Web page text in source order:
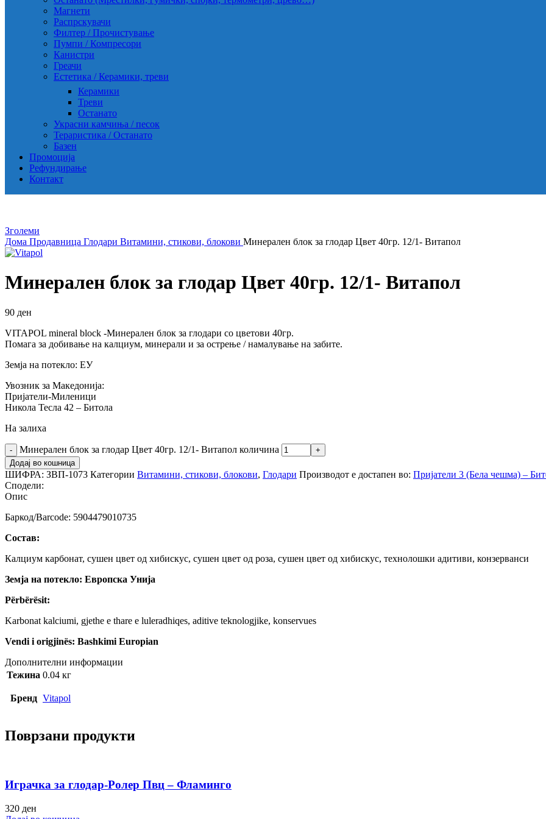
Магнети
Распрскувачи
Филтер / Прочистување
Пумпи / Компресори
Канистри
Греачи
Естетика / Керамики, треви
Керамики
Треви
Останато
Украсни камчиња / песок
Тераристика / Останато
Базен
Промоција
Рефундирање
Контакт
Зголеми
Дома Продавница Глодари Витамини, стикови, блокови Минерален блок за глодар Цвет 40гр. 12/1- Витапол
Минерален блок за глодар Цвет 40гр. 12/1- Витапол
90 ден
VITAPOL mineral block -Минерален блок за глодари со цветови 40гр.
Помага за добивање на калциум, минерали и за острење / намалување на забите.
Земја на потекло: ЕУ
Увозник за Македонија:
Пријатели-Миленици
Никола Тесла 42 – Битола
На залиха
Минерален блок за глодар Цвет 40гр. 12/1- Витапол количина
Додај во кошница
ШИФРА: ЗВП-1073 Категории Витамини, стикови, блокови, Глодари Производот е достапен во: Пријатели 3 (Бела чешма) –
Сподели:
Опис
Баркод/Barcode: 5904479010735
Состав:
Калциум карбонат, сушен цвет од хибискус, сушен цвет од роза, сушен цвет од хибискус, технолошки адитиви, конзерванси
Земја на потекло: Европска Унија
Përbërësit:
Karbonat kalciumi, gjethe e thare e luleradhiqes, aditive teknologjike, konservues
Vendi i origjinës: Bashkimi Europian
Дополнителни информации
Тежина 0.04 кг
Бренд Vitapol
Поврзани продукти
Играчка за глодар-Ролер Пвц – Фламинго
320 ден